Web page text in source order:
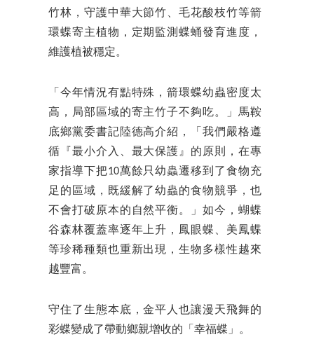
竹林，守護中華大節竹、毛花酸枝竹等箭
環蝶寄主植物，定期監測蝶蛹發育進度，
維護植被穩定。
「今年情況有點特殊，箭環蝶幼蟲密度太
高，局部區域的寄主竹子不夠吃。」馬鞍
底鄉黨委書記陸德高介紹，「我們嚴格遵
循『最小介入、最大保護』的原則，在專
家指導下把10萬餘只幼蟲遷移到了食物充
足的區域，既緩解了幼蟲的食物競爭，也
不會打破原本的自然平衡。」如今，蝴蝶
谷森林覆蓋率逐年上升，鳳眼蝶、美鳳蝶
等珍稀種類也重新出現，生物多樣性越來
越豐富。
守住了生態本底，金平人也讓漫天飛舞的
彩蝶變成了帶動鄉親增收的「幸福蝶」。